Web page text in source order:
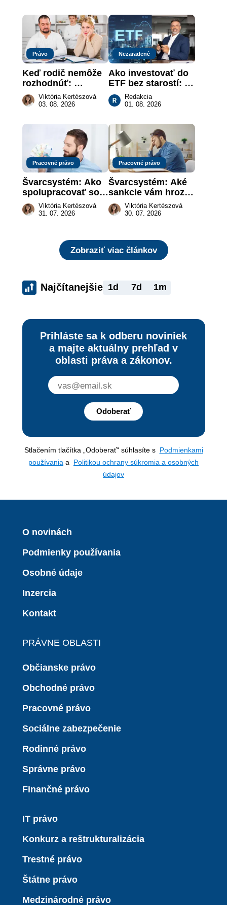
práce
Právo
Keď rodič nemôže
rozhodnúť:
nahradenie prejavu
vôle súdom v
Viktória Kertészová
03. 08. 2026
Nezaradené
Ako investovať do
ETF bez starostí:
Investičné plány,
ktoré urobia prácu
Redakcia
01. 08. 2026
Pracovné právo
Švarcsystém: Ako
spolupracovať so
živnostníkom
legálne a bez
Viktória Kertészová
31. 07. 2026
Pracovné právo
Švarcsystém: Aké
sankcie vám hrozia
a prečo nestačí
zaplatiť pokutu?
Viktória Kertészová
30. 07. 2026
Zobraziť viac článkov
Najčítanejšie 1d 7d 1m
Prihláste sa k odberu noviniek
a majte aktuálny prehľad v
oblasti práva a zákonov.
Odoberať
Stlačením tlačítka „Odoberať“ súhlasíte s Podmienkami
používania a Politikou ochrany súkromia a osobných
údajov
O novinách
Podmienky používania
Osobné údaje
Inzercia
Kontakt
PRÁVNE OBLASTI
Občianske právo
Obchodné právo
Pracovné právo
Sociálne zabezpečenie
Rodinné právo
Správne právo
Finančné právo
IT právo
Konkurz a reštrukturalizácia
Trestné právo
Štátne právo
Medzinárodné právo